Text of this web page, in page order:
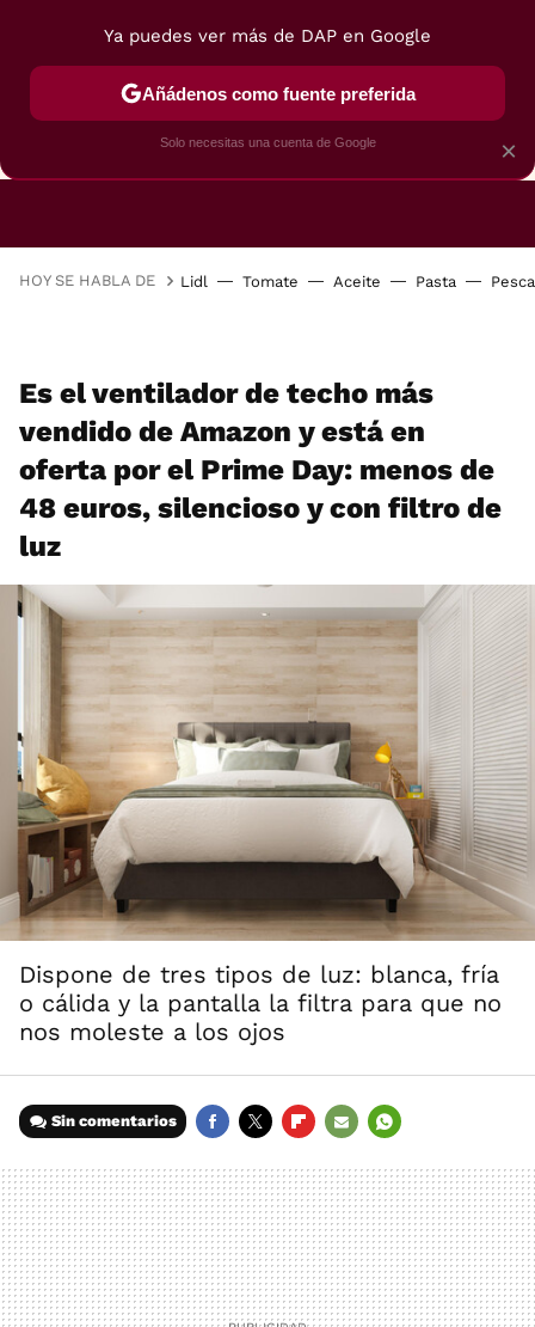
FREIDORAS DE AIRE GUÍAS DE
HOY SE HABLA DE Lidl Tomate Aceite Pasta
Es el ventilador de techo más
vendido de Amazon y está en
oferta por el Prime Day: menos de
48 euros, silencioso y con filtro de
luz
Dispone de tres tipos de luz: blanca, fría
o cálida y la pantalla la filtra para que no
nos moleste a los ojos
Sin comentarios
MAIL
×
Ya puedes ver más de DAP en Google
Añádenos como fuente preferida
Solo necesitas una cuenta de Google